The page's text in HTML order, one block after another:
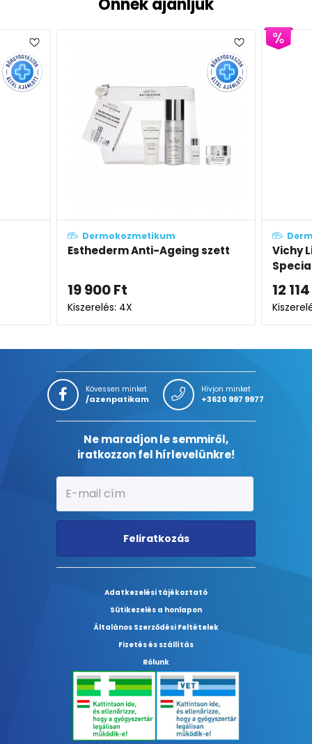
Önnek ajánljuk
Dermokozmetikum
Esthederm Anti-Ageing szett
19 900Ft
Kiszerelés: 4X
Vichy
12 114
Kövessen minket
/azenpatikam
Hívjon minket
+3620 997 9977
Ne maradjon le semmiről,
iratkozzon fel hírlevelünkre!
Feliratkozás
Adatkezelési tájékoztató
Sütikezelés a honlapon
Általános Szerződési Feltételek
Fizetés és szállítás
Rólunk